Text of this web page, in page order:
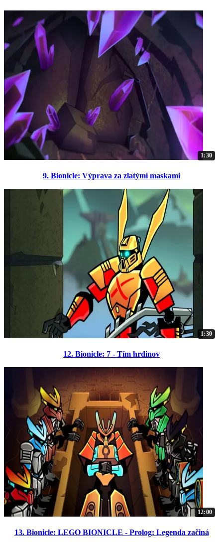
1:30
9. Bionicle: Výprava za zlatými maskami
1:30
12. Bionicle: 7 - Tím hrdinov
12:00
13. Bionicle: LEGO BIONICLE - Prolog: Legenda začiná